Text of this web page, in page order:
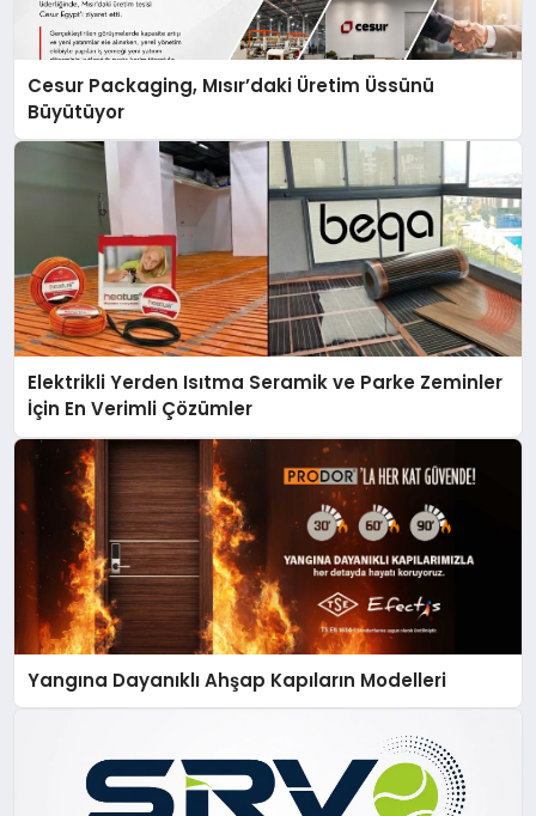
Cesur Packaging, Mısır’daki Üretim Üssünü
Büyütüyor
Elektrikli Yerden Isıtma Seramik ve Parke Zeminler
İçin En Verimli Çözümler
Yangına Dayanıklı Ahşap Kapıların Modelleri